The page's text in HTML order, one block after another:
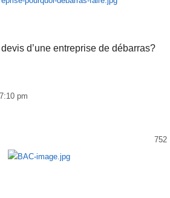
d’une entreprise de débarras?
7:10 pm
752